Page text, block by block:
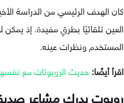
كان الهدف الرئيسي من الدراسة
العين تلقائيًا بطرقٍ مفيدة. إذ يمكن
المستخدم ونظرات عينه.
اقرأ أيضًا: حديث الروبوتات مع
روبوت يدرك مشاعر